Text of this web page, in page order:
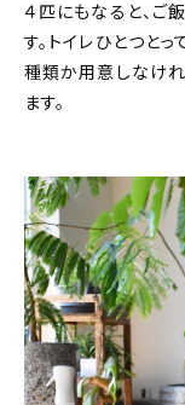
４匹にもなると、ご
す。トイレひとつと
種類か用意しなけ
ます。